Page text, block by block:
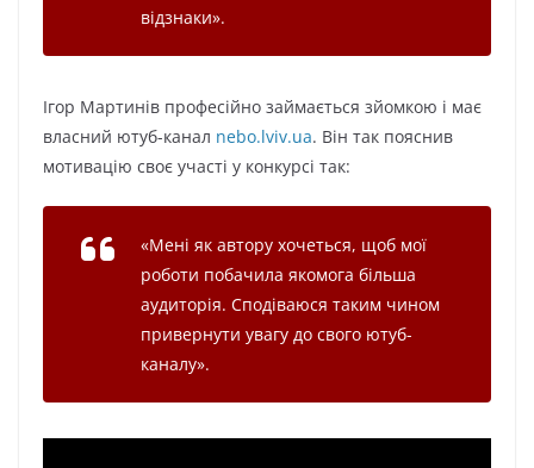
відзнаки».
Ігор Мартинів професійно займається зйомкою і має
власний ютуб-канал nebo.lviv.ua. Він так пояснив
мотивацію своє участі у конкурсі так:
«Мені як автору хочеться, щоб мої
роботи побачила якомога більша
аудиторія. Сподіваюся таким чином
привернути увагу до свого ютуб-
каналу».